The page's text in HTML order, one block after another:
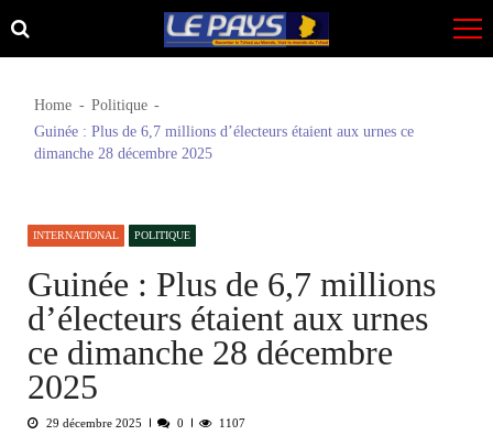
Skip
to
Skip
to
Home
Politique
Guinée : Plus de 6,7 millions d’électeurs étaient aux urnes ce
dimanche 28 décembre 2025
INTERNATIONAL POLITIQUE
Guinée : Plus de 6,7 millions
d’électeurs étaient aux urnes
ce dimanche 28 décembre
2025
29 décembre 2025 0 1107